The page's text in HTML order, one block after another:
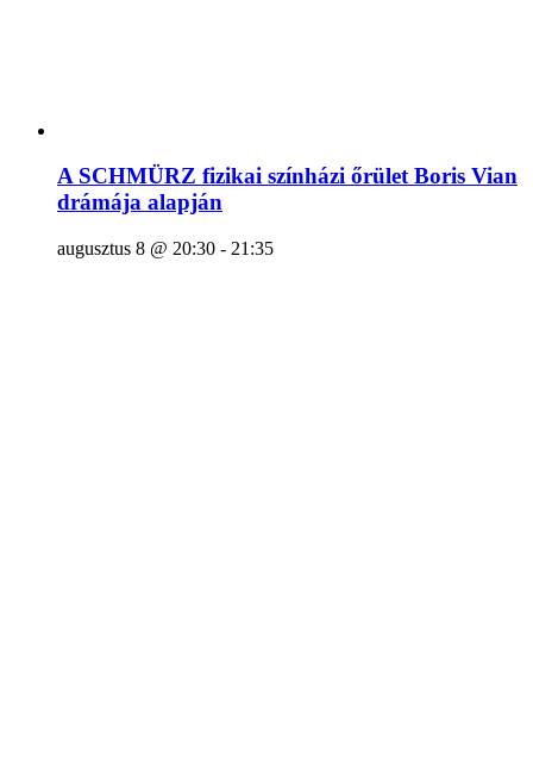
A SCHMÜRZ fizikai színházi őrület Boris Vian
drámája alapján
augusztus 8 @ 20:30 - 21:35